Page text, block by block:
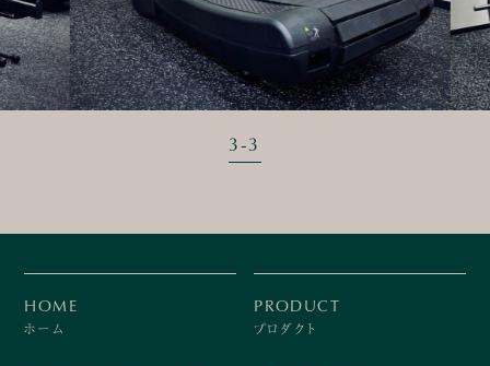
3-3
HOME
ホーム
PRODUCT
プロダクト